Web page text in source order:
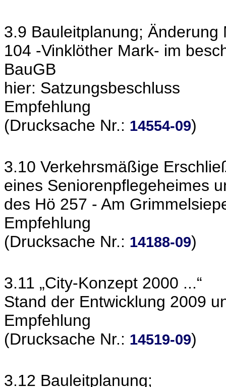
3.9 Bauleitplanung;
104 -Vinklöther Mark- im
BauGB
hier: Satzungsbeschluss
Empfehlung
(Drucksache Nr.: 14554-09)
3.10 Verkehrsmäßige
eines Seniorenpflegeheimes
des Hö 257 - Am
Empfehlung
(Drucksache Nr.: 14188-09)
3.11 „City-Konzept 2000 ...“
Stand der Entwicklung 2009
Empfehlung
(Drucksache Nr.: 14519-09)
3.12 Bauleitplanung;